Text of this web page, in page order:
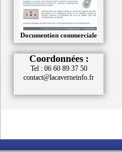
Documention commerciale
Coordonnées :
Tel : 06 60 89 37 50
contact@lacaverneinfo.fr